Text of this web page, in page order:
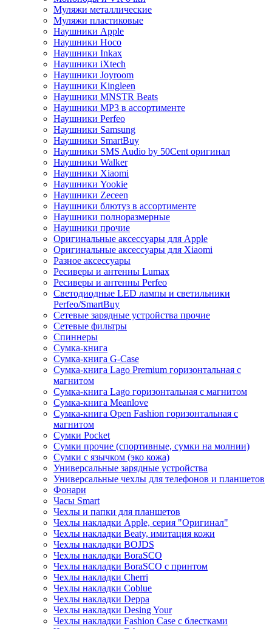
Муляжи металлические
Муляжи пластиковые
Наушники Apple
Наушники Hoco
Наушники Inkax
Наушники iXtech
Наушники Joyroom
Наушники Kingleen
Наушники MNSTR Beats
Наушники MP3 в ассортименте
Наушники Perfeo
Наушники Samsung
Наушники SmartBuy
Наушники SMS Audio by 50Cent оригинал
Наушники Walker
Наушники Xiaomi
Наушники Yookie
Наушники Zeceen
Наушники блютуз в ассортименте
Наушники полноразмерные
Наушники прочие
Оригинальные аксессуары для Apple
Оригинальные аксессуары для Xiaomi
Разное аксессуары
Ресиверы и антенны Lumax
Ресиверы и антенны Perfeo
Светодиодные LED лампы и светильники
Perfeo/SmartBuy
Сетевые зарядные устройства прочие
Сетевые фильтры
Спиннеры
Сумка-книга
Сумка-книга G-Case
Сумка-книга Lago Premium горизонтальная с
магнитом
Сумка-книга Lago горизонтальная с магнитом
Сумка-книга Meanlove
Сумка-книга Open Fashion горизонтальная с
магнитом
Сумки Pocket
Сумки прочие (спортивные, сумки на молнии)
Сумки с язычком (эко кожа)
Универсальные зарядные устройства
Универсальные чехлы для телефонов и планшетов
Фонари
Часы Smart
Чехлы и папки для планшетов
Чехлы накладки Apple, серия "Оригинал"
Чехлы накладки Beaty, имитация кожи
Чехлы накладки BOJDS
Чехлы накладки BoraSCO
Чехлы накладки BoraSCO с принтом
Чехлы накладки Cherri
Чехлы накладки Coblue
Чехлы накладки Deppa
Чехлы накладки Desing Your
Чехлы накладки Fashion Case с блестками